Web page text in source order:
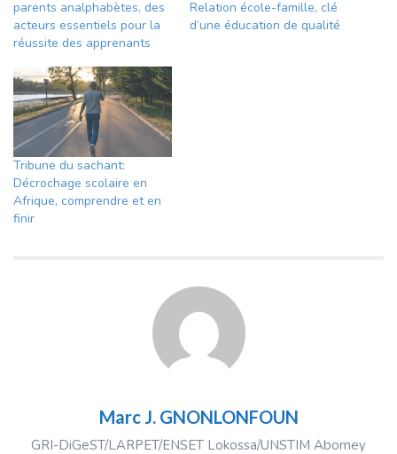
parents analphabètes, des
acteurs essentiels pour la
réussite des apprenants
Relation école-famille, clé
d’une éducation de qualité
Tribune du sachant:
Décrochage scolaire en
Afrique, comprendre et en
finir
Marc J. GNONLONFOUN
GRI-DiGeST/LARPET/ENSET Lokossa/UNSTIM Abomey